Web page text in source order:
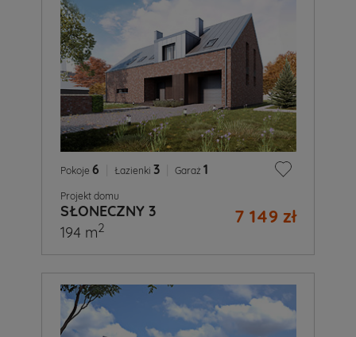
Pokoje 6 Łazienki 3 Garaż 1
Projekt domu
SŁONECZNY 3 7 149 zł
194 m2